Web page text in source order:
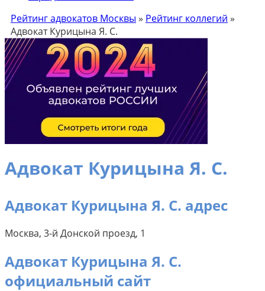
Рейтинг адвокатов Москвы » Рейтинг коллегий »
Адвокат Курицына Я. С.
Адвокат Курицына Я. С.
Адвокат Курицына Я. С. адрес
Москва, 3-й Донской проезд, 1
Адвокат Курицына Я. С.
официальный сайт